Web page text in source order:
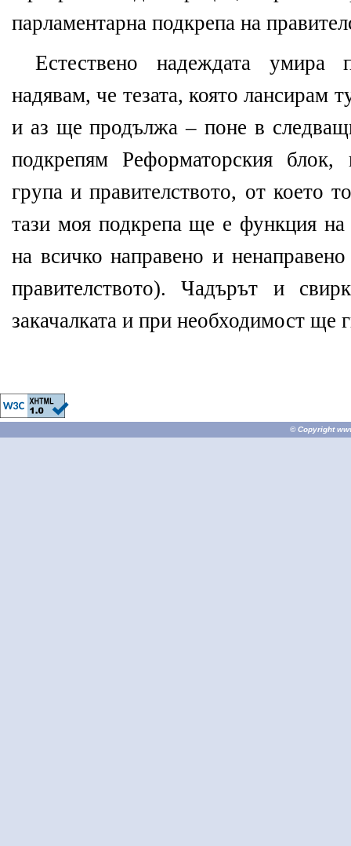
парламентарна подкрепа на
Естествено надеждата
надявам, че тезата, която лансирам
и аз ще продължа – поне в
подкрепям Реформаторския блок,
група и правителството, от което
тази моя подкрепа ще е функция на
на всичко направено и
правителството). Чадърът и
закачалката и при необходимост ще
© Copyright